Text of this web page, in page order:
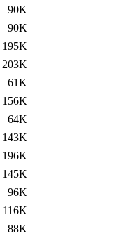
90K
90K
195K
203K
61K
156K
64K
143K
196K
145K
96K
116K
88K